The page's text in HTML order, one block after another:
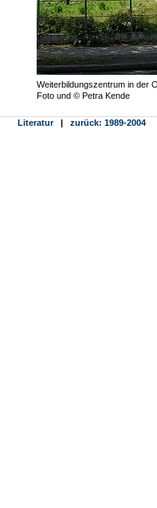
Weiterbildungszentrum in der
Foto und © Petra Kende
Literatur| zurück: 1989-2004